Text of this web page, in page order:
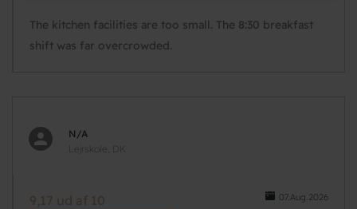
The kitchen facilities are too small. The 8:30 breakfast
shift was far overcrowded.
N/A
Lejrskole, DK
07.Aug.2026
9,17 ud af 10